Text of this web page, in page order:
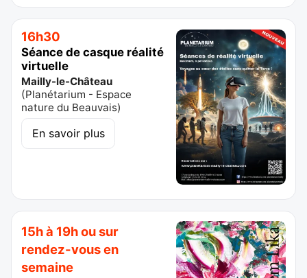
16h30
Séance de casque réalité
virtuelle
Mailly-le-Château
(Planétarium - Espace
nature du Beauvais)
En savoir plus
15h à 19h ou sur
rendez-vous en
semaine